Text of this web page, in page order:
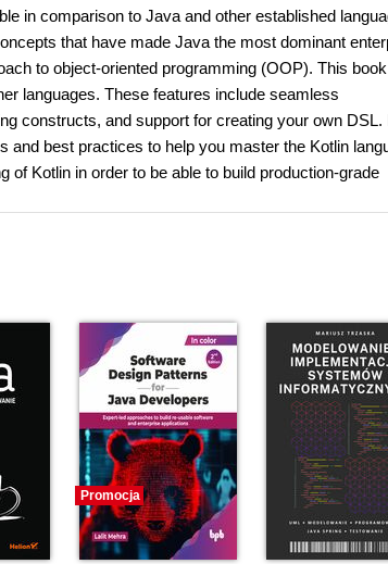
in comparison to Java and other established
that have made Java the most dominant
to object-oriented programming (OOP). This
languages. These features include seamless
constructs, and support for creating your own DSL.
and best practices to help you master the Kotlin
of Kotlin in order to be able to build production-grade
Promocja